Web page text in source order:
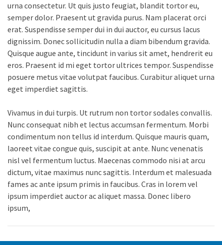
urna consectetur. Ut quis justo feugiat, blandit tortor eu,
semper dolor. Praesent ut gravida purus. Nam placerat orci
erat. Suspendisse semper dui in dui auctor, eu cursus lacus
dignissim. Donec sollicitudin nulla a diam bibendum gravida.
Quisque augue ante, tincidunt in varius sit amet, hendrerit eu
eros. Praesent id mi eget tortor ultrices tempor. Suspendisse
posuere metus vitae volutpat faucibus. Curabitur aliquet urna
eget imperdiet sagittis.
Vivamus in dui turpis. Ut rutrum non tortor sodales convallis.
Nunc consequat nibh et lectus accumsan fermentum. Morbi
condimentum non tellus id interdum. Quisque mauris quam,
laoreet vitae congue quis, suscipit at ante. Nunc venenatis
nisl vel fermentum luctus. Maecenas commodo nisi at arcu
dictum, vitae maximus nunc sagittis. Interdum et malesuada
fames ac ante ipsum primis in faucibus. Cras in lorem vel
ipsum imperdiet auctor ac aliquet massa. Donec libero
ipsum,